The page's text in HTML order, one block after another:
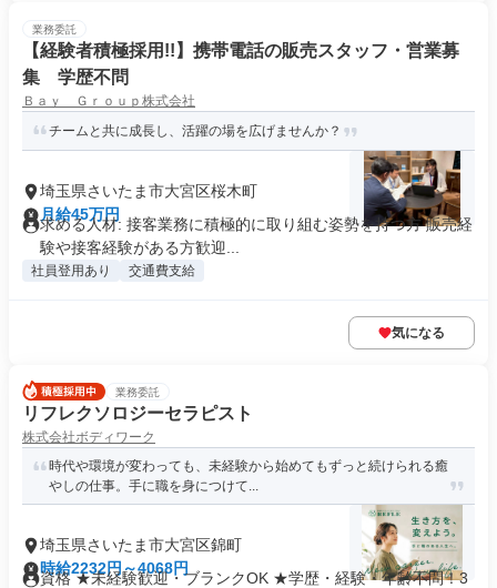
業務委託
【経験者積極採用!!】携帯電話の販売スタッフ・営業募
集 学歴不問
Ｂａｙ Ｇｒｏｕｐ株式会社
チームと共に成長し、活躍の場を広げませんか？
埼玉県さいたま市大宮区桜木町
月給45万円
求める人材: 接客業務に積極的に取り組む姿勢を持つ方 販売経
験や接客経験がある方歓迎...
社員登用あり 交通費支給
気になる
業務委託
リフレクソロジーセラピスト
株式会社ボディワーク
時代や環境が変わっても、未経験から始めてもずっと続けられる癒
やしの仕事。手に職を身につけて...
埼玉県さいたま市大宮区錦町
時給2232円～4068円
資格 ★未経験歓迎・ブランクOK ★学歴・経験・年齢不問！3